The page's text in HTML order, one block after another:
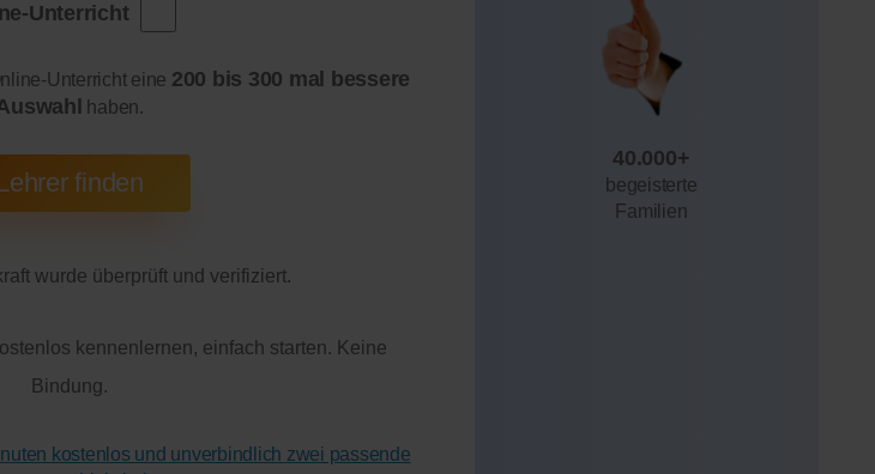
40.000+
begeisterte
Familien
Unterricht
Unterricht eine 200 bis 300 mal bessere
haben.
wurde überprüft und verifiziert.
kennenlernen, einfach starten. Keine
Bindung.
kostenlos und unverbindlich zwei passende